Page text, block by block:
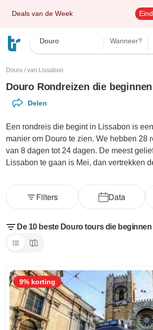
Deals van de Week
Douro Wanneer?
Douro / van Lissabon
Douro Rondreizen die
Delen
Een rondreis die begint in Lissabon is
manier om Douro te zien. We hebben 28
van 8 dagen tot 24 dagen. De meest
Lissabon te gaan is Mei, dan vertrekken
Data
Filters
De 10 beste Douro tours die
9% korting